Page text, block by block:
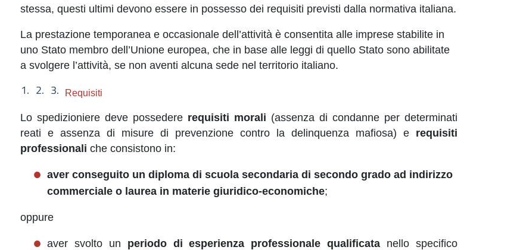
stessa, questi ultimi devono essere in possesso dei requisiti previsti dalla normativa italiana.
La prestazione temporanea e occasionale dell’attività è consentita alle imprese stabilite in
uno Stato membro dell’Unione europea, che in base alle leggi di quello Stato sono abilitate
a svolgere l’attività, se non aventi alcuna sede nel territorio italiano.
Requisiti
Lo spedizioniere deve possedere requisiti morali (assenza di condanne per determinati
reati e assenza di misure di prevenzione contro la delinquenza mafiosa) e requisiti
professionali che consistono in:
aver conseguito un diploma di scuola secondaria di secondo grado ad indirizzo
commerciale o laurea in materie giuridico-economiche;
oppure
aver svolto un periodo di esperienza professionale qualificata nello specifico